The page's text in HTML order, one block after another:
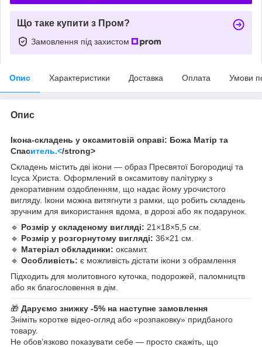
Що таке купити з Пром?
Замовлення під захистом
Опис Характеристики Доставка Оплата Умови
Опис
Ікона-складень у оксамитовій оправі: Божа Матір та
Спаситель.</strong>
Складень містить дві ікони — образ Пресвятої Богородиці та
Ісуса Христа. Оформлений в оксамитову палітурку з
декоративним оздобленням, що надає йому урочистого
вигляду. Ікони можна витягнути з рамки, що робить складень
зручним для використання вдома, в дорозі або як подарунок.
🔹 Розмір у складеному вигляді: 21×18×5,5 см.
🔹 Розмір у розгорнутому вигляді: 36×21 см.
🔹 Матеріал обкладинки: оксамит.
🔹 Особливість: є можливість дістати ікони з обрамлення
Підходить для молитовного куточка, подорожей, паломництв
або як благословення в дім.
🎁 Даруємо знижку -5% на наступне замовлення
Зніміть коротке відео-огляд або «розпаковку» придбаного
товару.
Не обов’язково показувати себе — просто скажіть, що